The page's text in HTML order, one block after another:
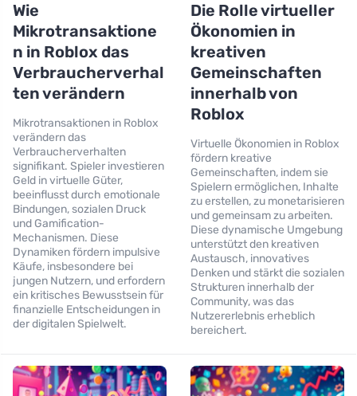
Wie
Mikrotransaktione
n in Roblox das
Verbraucherverhal
ten verändern
Mikrotransaktionen in Roblox
verändern das
Verbraucherverhalten
signifikant. Spieler investieren
Geld in virtuelle Güter,
beeinflusst durch emotionale
Bindungen, sozialen Druck
und Gamification-
Mechanismen. Diese
Dynamiken fördern impulsive
Käufe, insbesondere bei
jungen Nutzern, und erfordern
ein kritisches Bewusstsein für
finanzielle Entscheidungen in
der digitalen Spielwelt.
Die Rolle virtueller
Ökonomien in
kreativen
Gemeinschaften
innerhalb von
Roblox
Virtuelle Ökonomien in Roblox
fördern kreative
Gemeinschaften, indem sie
Spielern ermöglichen, Inhalte
zu erstellen, zu monetarisieren
und gemeinsam zu arbeiten.
Diese dynamische Umgebung
unterstützt den kreativen
Austausch, innovatives
Denken und stärkt die sozialen
Strukturen innerhalb der
Community, was das
Nutzererlebnis erheblich
bereichert.